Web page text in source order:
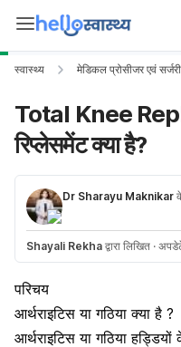
स्वास्थ्य मेडिकल प्रोसीजर एवं
Total Knee
रिप्लेसमेंट क्या है?
Dr Sharayu Maknikar
Shayali Rekha द्वारा लिखित ·
परिचय
आर्थराइटिस या गठिया क्या है ?
आर्थराइटिस या गठियाहड्डियों